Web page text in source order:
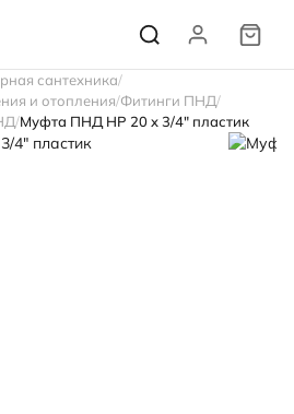
сантехника
и отопления Фитинги ПНД
Муфта ПНД НР 20 x 3/4" пластик